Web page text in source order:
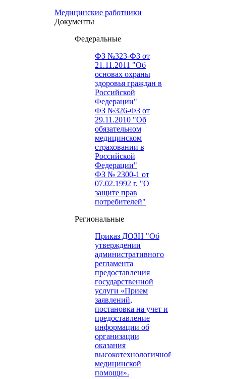
Медицинские работники
Документы
Федеральные
ФЗ №323-ФЗ от
21.11.2011 "Об
основах охраны
здоровья граждан в
Российской
Федерации"
ФЗ №326-ФЗ от
29.11.2010 "Об
обязательном
медицинском
страховании в
Российской
Федерации"
ФЗ № 2300-1 от
07.02.1992 г. "О
защите прав
потребителей"
Региональные
Приказ ДОЗН "Об
утверждении
административного
регламента
предоставления
государственной
услуги «Прием
заявлений,
постановка на учет и
предоставление
информации об
организации
оказания
высокотехнологичной
медицинской
помощи».